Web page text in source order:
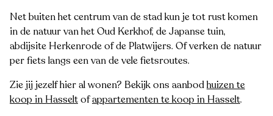
Net buiten het centrum van de stad kun je tot rust komen
in de natuur van het Oud Kerkhof, de Japanse tuin,
abdijsite Herkenrode of de Platwijers. Of verken de natuur
per fiets langs een van de vele fietsroutes.
Zie jij jezelf hier al wonen? Bekijk ons aanbodhuizen te
koop in Hasseltofappartementen te koop in Hasselt.